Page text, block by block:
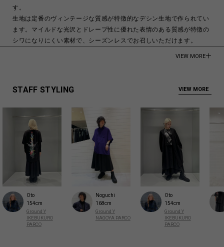
す。
生地は定番のヴィンテージな質感が特徴的なデシン生地で作られてい
ます。マイルドな光沢とドレープ性に優れた表情のある質感が特徴の
シワになりにくい素材で、シーズンレスでお召しいただけます。
Made in Japan
商品についてよくあるお問い合わせはこちら
VIEW MORE
STAFF STYLING VIEW MORE
Oto
154cm
Ground Y
IKEBUKURO
PARCO
Noguchi
168cm
Ground Y
NAGOYA PARCO
Oto
154cm
Ground Y
IKEBUKURO
PARCO